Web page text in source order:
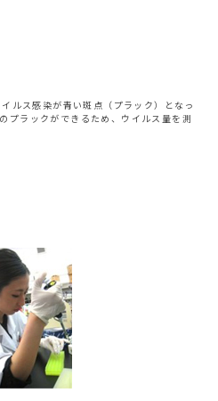
ルス感染が青い斑点（プラック）となっ
プラックができるため、ウイルス量を測